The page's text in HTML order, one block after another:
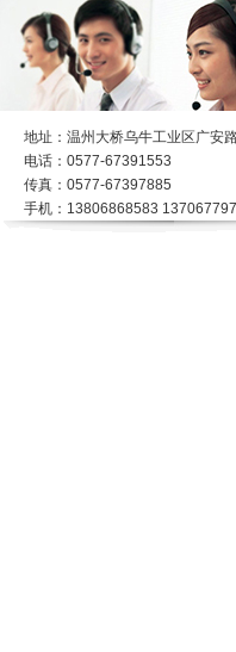
地址：温州大桥乌牛工业区广安
电话：0577-67391553
传真：0577-67397885
手机：13806868583